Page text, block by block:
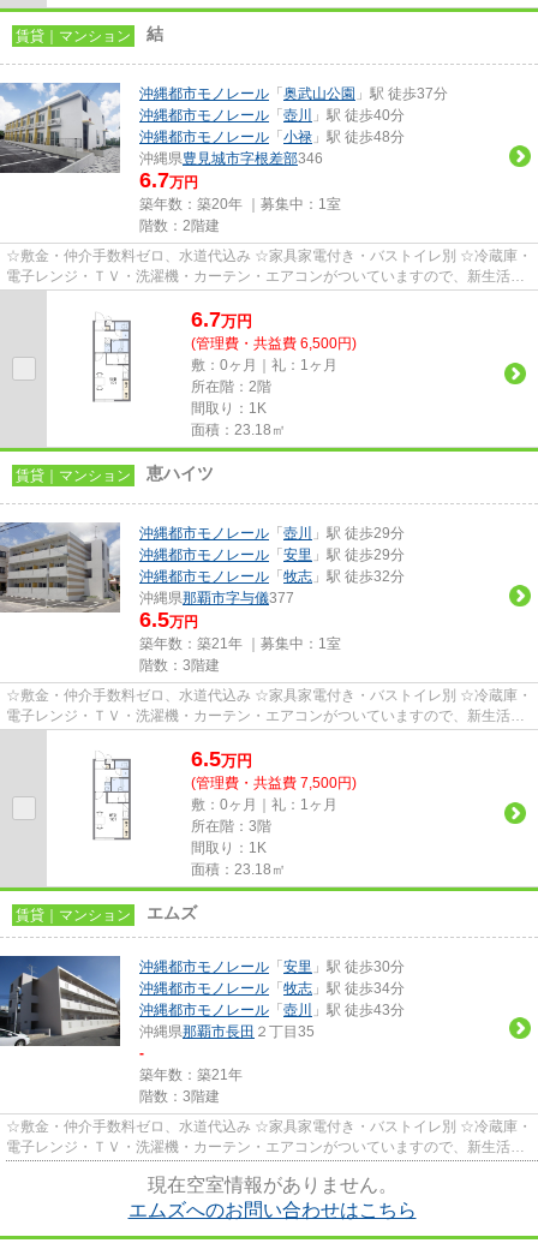
賃貸｜マンション 結
沖縄都市モノレール 「 奥武山公園 」駅 徒歩37分
沖縄都市モノレール 「 壺川
」駅 徒歩40分
沖縄都市モノレール 「 小禄 」駅 徒歩48分
沖縄県豊見城市字根差部346
6.7万円
築年数：築20年 ｜募集中： 1室
階数：2階建
☆敷金・仲介手数料ゼロ、水道代込み ☆家具家電付き・バストイレ別 ☆冷蔵庫・
電子レンジ・ＴＶ・洗濯機・カーテン・エアコンがついていますので、新生活が
6.7万円
(管理費・共益費 6,500円)
敷：0ヶ月｜礼：1ヶ月
所在階：2階
間取り：1K
面積：23.18㎡
賃貸｜マンション 恵ハイツ
沖縄都市モノレール 「 壺川
」駅 徒歩29分
沖縄都市モノレール 「 安里 」駅 徒歩29分
沖縄都市モノレール 「 牧志 」駅 徒歩32分
沖縄県那覇市字与儀377
6.5万円
築年数：築21年 ｜募集中： 1室
階数：3階建
☆敷金・仲介手数料ゼロ、水道代込み ☆家具家電付き・バストイレ別 ☆冷蔵庫・
電子レンジ・ＴＶ・洗濯機・カーテン・エアコンがついていますので、新生活が
6.5万円
(管理費・共益費 7,500円)
敷：0ヶ月｜礼：1ヶ月
所在階：3階
間取り：1K
面積：23.18㎡
賃貸｜マンション エムズ
沖縄都市モノレール 「 安里 」駅 徒歩30分
沖縄都市モノレール 「 牧志 」駅 徒歩34分
沖縄都市モノレール 「 壺川
」駅 徒歩43分
沖縄県那覇市長田 ２丁目35
-
築年数：築21年
階数：3階建
☆敷金・仲介手数料ゼロ、水道代込み ☆家具家電付き・バストイレ別 ☆冷蔵庫・
電子レンジ・ＴＶ・洗濯機・カーテン・エアコンがついていますので、新生活が
現在空室情報がありません。
エムズへのお問い合わせはこちら